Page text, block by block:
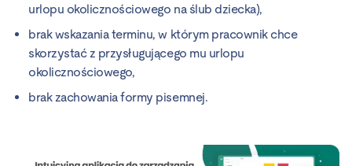
urlopu okolicznościowego na ślub dziecka),
brak wskazania terminu, w którym pracownik chce
skorzystać z przysługującego mu urlopu
okolicznościowego,
brak zachowania formy pisemnej.